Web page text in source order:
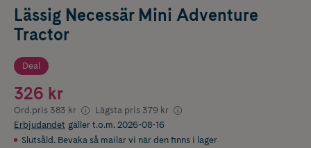
Lässig Necessär Mini Adventure
Tractor
Deal
326 kr
Ord.pris 383 kr Lägsta pris 379 kr
Erbjudandet gäller t.o.m. 2026-08-16
Slutsåld. Bevaka så mailar vi när den finns i lager